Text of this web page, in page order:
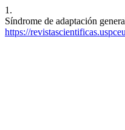
1.
Síndrome de adaptación
https://